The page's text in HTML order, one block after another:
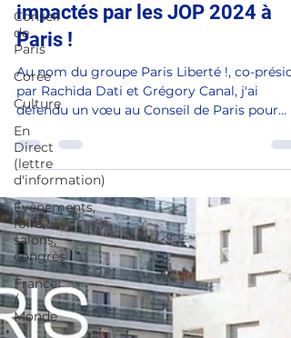
Conseil
de
Paris
Corée
Culture
En
Direct
(lettre
d'information)
Evènements,
foire,
salons,
congrès
France
/
Monde
impactés par les JOP 2024 à
Paris !
Au nom du groupe Paris Liberté !, co-
par Rachida Dati et Grégory Canal, j'ai
défendu un vœu au Conseil de Paris pour
demander une indemnisation plus juste des
commerçants impactés par les restrictions
mises en place durant les Jeux Olympiques
Paralympiques de 2024 à Paris. J'ai
notamment demandé : la révision des
critères d'indemnisation, le réexamen des
dossiers rejetés, et un accompagnement
renforcé pour les professionnels concernés.